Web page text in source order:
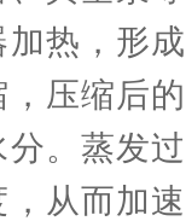
热，形
压缩后
。蒸发
从而加